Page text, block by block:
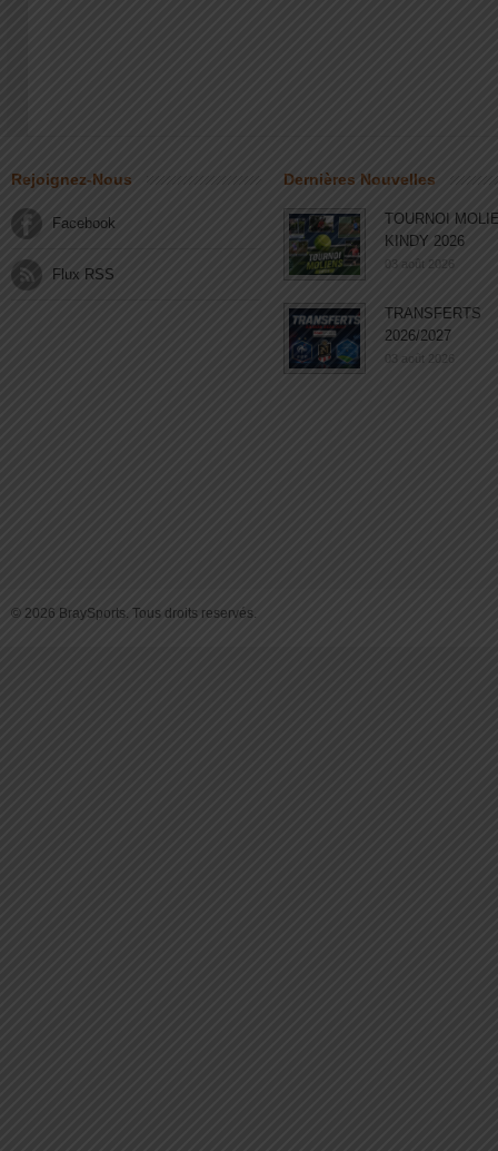
Rejoignez-Nous
Facebook
Flux RSS
Dernières Nouvelles
TOURNOI
KINDY 2026
03 août 2026
TRANSFERTS
2026/2027
03 août 2026
© 2026 BraySports. Tous droits reservés.